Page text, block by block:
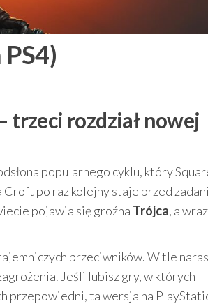
trzeci rozdział nowej
popularnego cyklu, który
Croft po raz kolejny staje przed
pojawia się groźna Trójca, a
przeciwników. W tle
Jeśli lubisz gry, w których
przepowiedni, ta wersja na